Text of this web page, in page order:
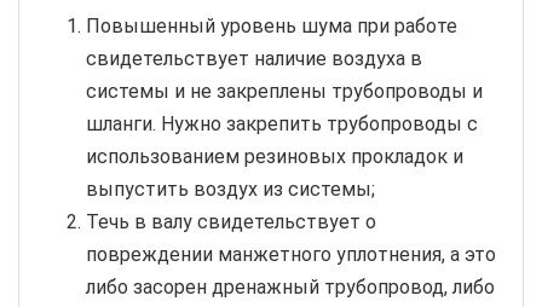
Повышенный уровень шума при работе
свидетельствует наличие воздуха в
системы и не закреплены трубопроводы и
шланги. Нужно закрепить трубопроводы с
использованием резиновых прокладок и
выпустить воздух из системы;
Течь в валу свидетельствует о
повреждении манжетного уплотнения, а это
либо засорен дренажный трубопровод, либо